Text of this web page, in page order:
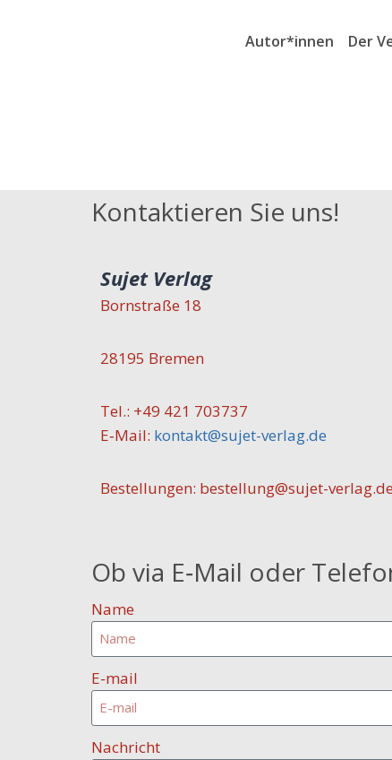
Autor*innen Der
Kontaktieren Sie uns!
Sujet Verlag
Bornstraße 18
28195 Bremen
Tel.: +49 421 703737
E‑Mail: kontakt@sujet-verlag.de
Bestellungen: bestellung@sujet-verlag.de
Ob via E‑Mail oder
Name
E-mail
Nachricht